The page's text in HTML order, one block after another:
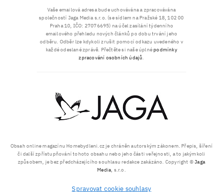
Obsah online magazínu Homebydleni.cz je chráněn autorským zákonem. Přepis, šíření
či další zpřístupňování tohoto obsahu nebo jeho části veřejnosti, a to jakýmkoli
způsobem, je bez předcházejícího souhlasu redakce zakázáno. Copyright ©Jaga
Media, s.r.o.
Spravovat cookie souhlasy
Vaše emailová adresa bude uchovávána a zpracovávána
společností Jaga Media s.r.o. (se sídlem na Pražské 18, 102 00
Praha 10, IČO: 27076695) na účel zasílání týdenního
emailového přehledu nových článků po dobu trvání jeho
odběru. Odběr lze kdykoli zrušit pomocí odkazu uvedeného v
každé odeslané zprávě. Přečtěte si naše úplnépodmínky
zpracování osobních údajů.